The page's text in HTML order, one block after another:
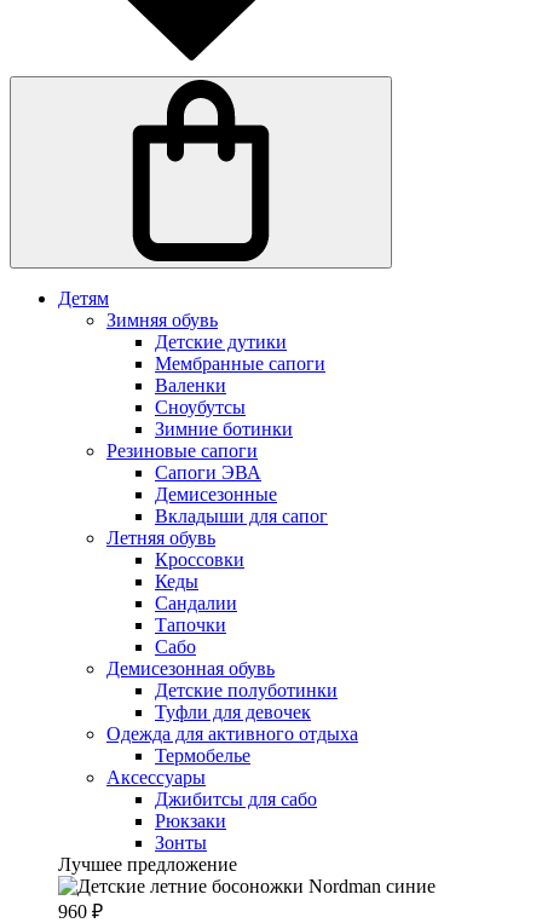
Детям
Зимняя обувь
Детские дутики
Мембранные сапоги
Валенки
Сноубутсы
Зимние ботинки
Резиновые сапоги
Сапоги ЭВА
Демисезонные
Вкладыши для сапог
Летняя обувь
Кроссовки
Кеды
Сандалии
Тапочки
Сабо
Демисезонная обувь
Детские полуботинки
Туфли для девочек
Одежда для активного отдыха
Термобелье
Аксессуары
Джибитсы для сабо
Рюкзаки
Зонты
Лучшее предложение
960 ₽